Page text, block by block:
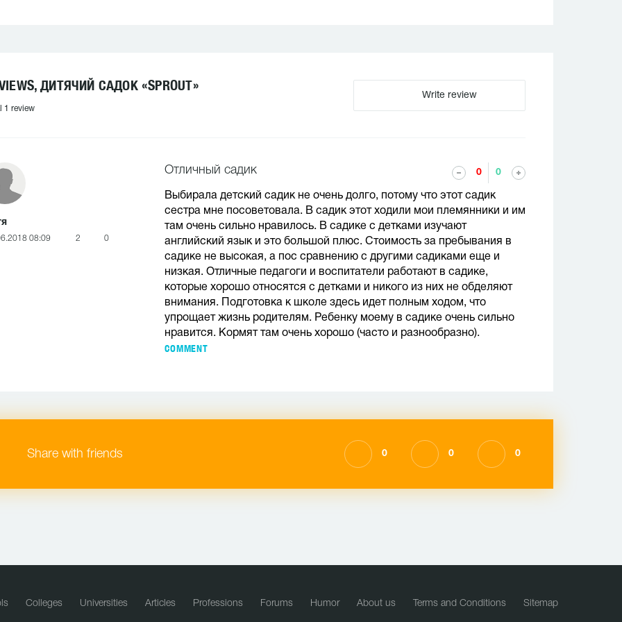
ДИТЯЧИЙ САДОК «SPROUT»
1 review
Write review
08:09 2 0
Отличный садик 0 0
Выбирала детский садик не очень долго, потому что этот садик
сестра мне посоветовала. В садик этот ходили мои племянники и им
там очень сильно нравилось. В садике с детками изучают
английский язык и это большой плюс. Стоимость за пребывания в
садике не высокая, а пос сравнению с другими садиками еще и
низкая. Отличные педагоги и воспитатели работают в садике,
которые хорошо относятся с детками и никого из них не обделяют
внимания. Подготовка к школе здесь идет полным ходом, что
упрощает жизнь родителям. Ребенку моему в садике очень сильно
нравится. Кормят там очень хорошо (часто и разнообразно).
COMMENT
Share with friends 0 0 0
Colleges Universities Articles Professions Forums Humor About us Terms and Conditions Sitemap